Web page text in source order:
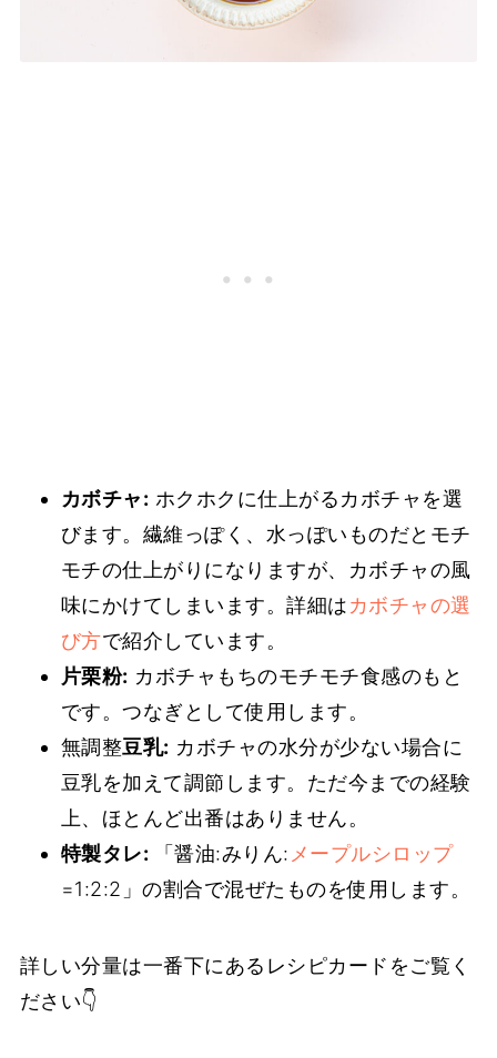
カボチャ: ホクホクに仕上がるカボチャを選
びます。繊維っぽく、水っぽいものだとモチ
モチの仕上がりになりますが、カボチャの風
味にかけてしまいます。詳細はカボチャの選
び方で紹介しています。
片栗粉: カボチャもちのモチモチ食感のもと
です。つなぎとして使用します。
無調整豆乳: カボチャの水分が少ない場合に
豆乳を加えて調節します。ただ今までの経験
上、ほとんど出番はありません。
特製タレ:
「醤油:みりん: メープルシロップ
=1:2:2」の割合で混ぜたものを使用します。
詳しい分量は一番下にあるレシピカードをご覧く
ださい👇